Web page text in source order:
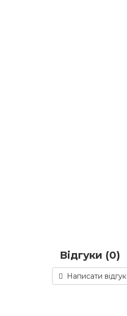
Відгуки (0)
Написати відгук